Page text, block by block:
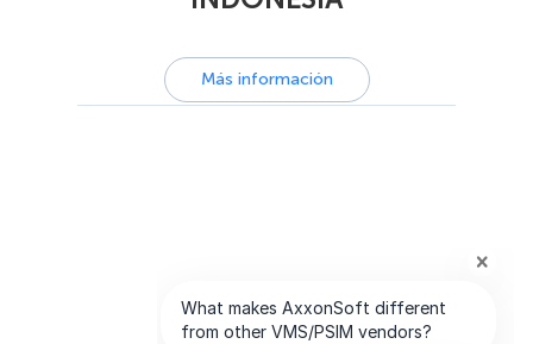
Más información